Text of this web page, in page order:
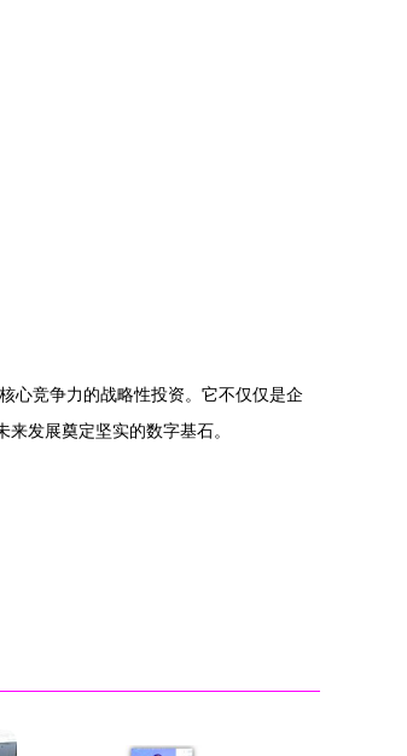
心竞争力的战略性投资。它不仅仅是企
发展奠定坚实的数字基石。